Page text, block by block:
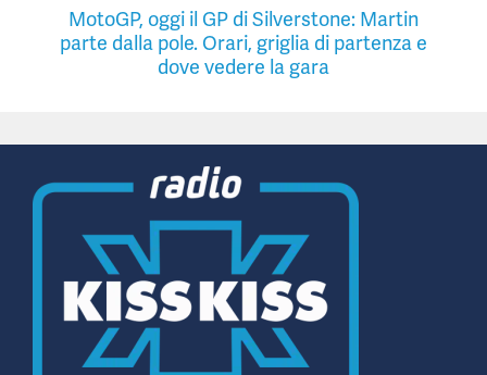
MotoGP, oggi il GP di Silverstone: Martin
parte dalla pole. Orari, griglia di partenza e
dove vedere la gara